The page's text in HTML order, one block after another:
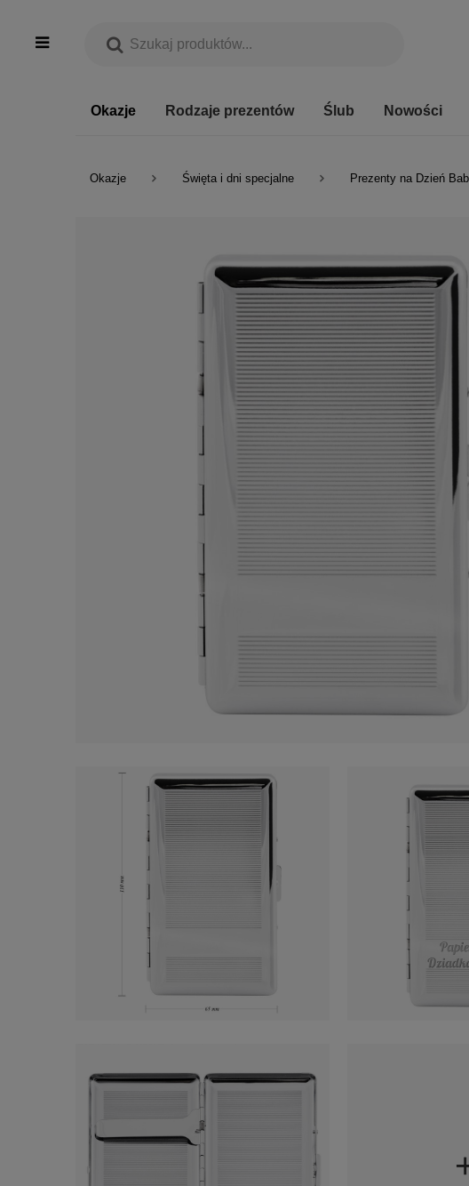
Okazje Rodzaje prezentów Ślub Nowości
Okazje Święta i dni specjalne Prezenty na Dzień